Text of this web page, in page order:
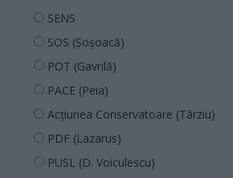
SENS
SOS (Șoșoacă)
POT (Gavrilă)
PACE (Peia)
Acțiunea Conservatoare (Târziu)
PDF (Lazarus)
PUSL (D. Voiculescu)